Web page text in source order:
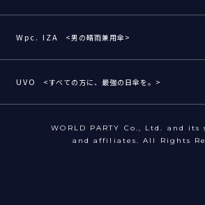
Wpc. IZA <男の晴雨兼用傘>
UVO <すべての方に、最強の日傘を。>
WORLD PARTY Co., Ltd. and its
and affiliates. All Rights